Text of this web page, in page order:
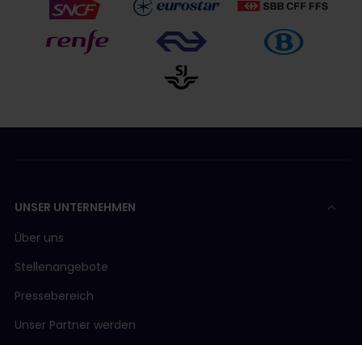
UNSER UNTERNEHMEN
Über uns
Stellenangebote
Pressebereich
Unser Partner werden